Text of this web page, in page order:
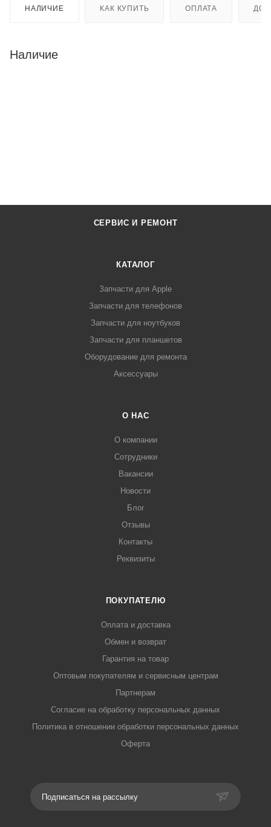
НАЛИЧИЕ КАК КУПИТЬ ОПЛАТА
Наличие
СЕРВИС И РЕМОНТ
КАТАЛОГ
Запчасти для Apple
Запчасти для телефонов
Запчасти для ноутбуков
Запчасти для планшетов
Оборудование для ремонта
Аксессуары
О НАС
О компании
Сотрудники
Вакансии
Новости
Блог
Отзывы
Контакты
Реквизиты
ПОКУПАТЕЛЮ
Оплата и доставка
Обмен и возврат
Гарантия на товар
Оптовым покупателям и сервисным центрам
Партнерам
Согласие на обработку персональных данных
Политика в отношении обработки персональных данных
Оферта
Подписаться на рассылку